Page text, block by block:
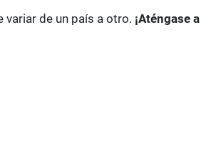
variar de un país a otro. ¡Aténgase a